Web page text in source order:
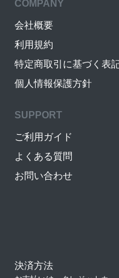
COMPANY
会社概要
利用規約
特定商取引に基づく表
個人情報保護方針
SUPPORT
ご利用ガイド
よくある質問
お問い合わせ
決済方法